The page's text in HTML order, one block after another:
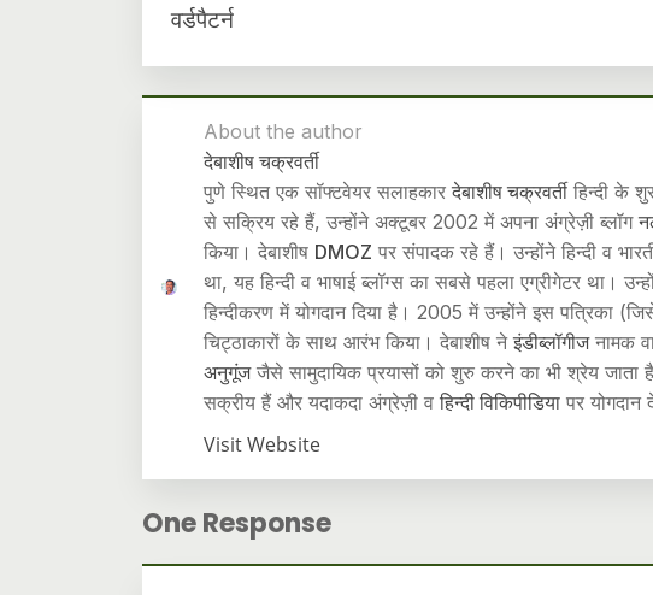
वर्डपैटर्न
About the author
देबाशीष चक्रवर्ती
पुणे स्थित एक सॉफ्टवेयर सलाहकारदेबाशीष चक्रवर्ती हिन्दी के
से सक्रिय रहे हैं, उन्होंने अक्टूबर 2002 में अपना अंग्रेज़ी ब्लॉग
किया। देबाशीष DMOZ पर संपादक रहे हैं। उन्होंने हिन्दी व
था, यह हिन्दी व भाषाई ब्लॉग्स का सबसे पहला एग्रीगेटर
हिन्दीकरण में योगदान दिया है। 2005 में उन्होंने इस पत्रिका
चिट्ठाकारों के साथ आरंभ किया। देबाशीष नेइंडीब्लॉगीजनामक
अनुगूंजजैसे सामुदायिक प्रयासों को शुरु करने का भी श्रेय जाता
सक्रीय हैं और यदाकदा अंग्रेज़ी वहिन्दी विकिपीडिया पर योगदान
Visit Website
One Response